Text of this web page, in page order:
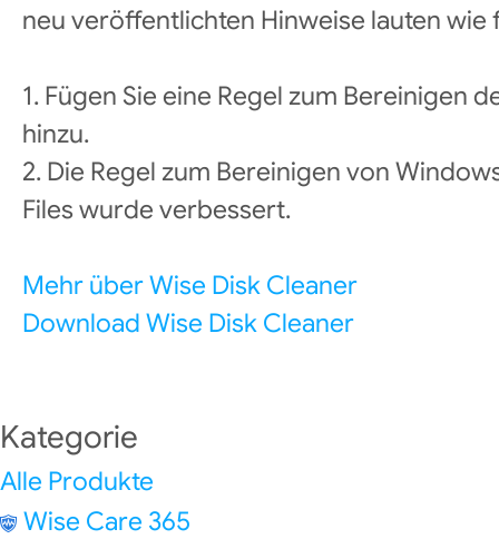
neu veröffentlichten Hinweise lauten wie
1. Fügen Sie eine Regel zum Bereinigen
hinzu.
2. Die Regel zum Bereinigen von
Files wurde verbessert.
Mehr über Wise Disk Cleaner
Download Wise Disk Cleaner
Kategorie
Alle Produkte
Wise Care 365